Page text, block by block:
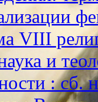
VIII
и
: сб.